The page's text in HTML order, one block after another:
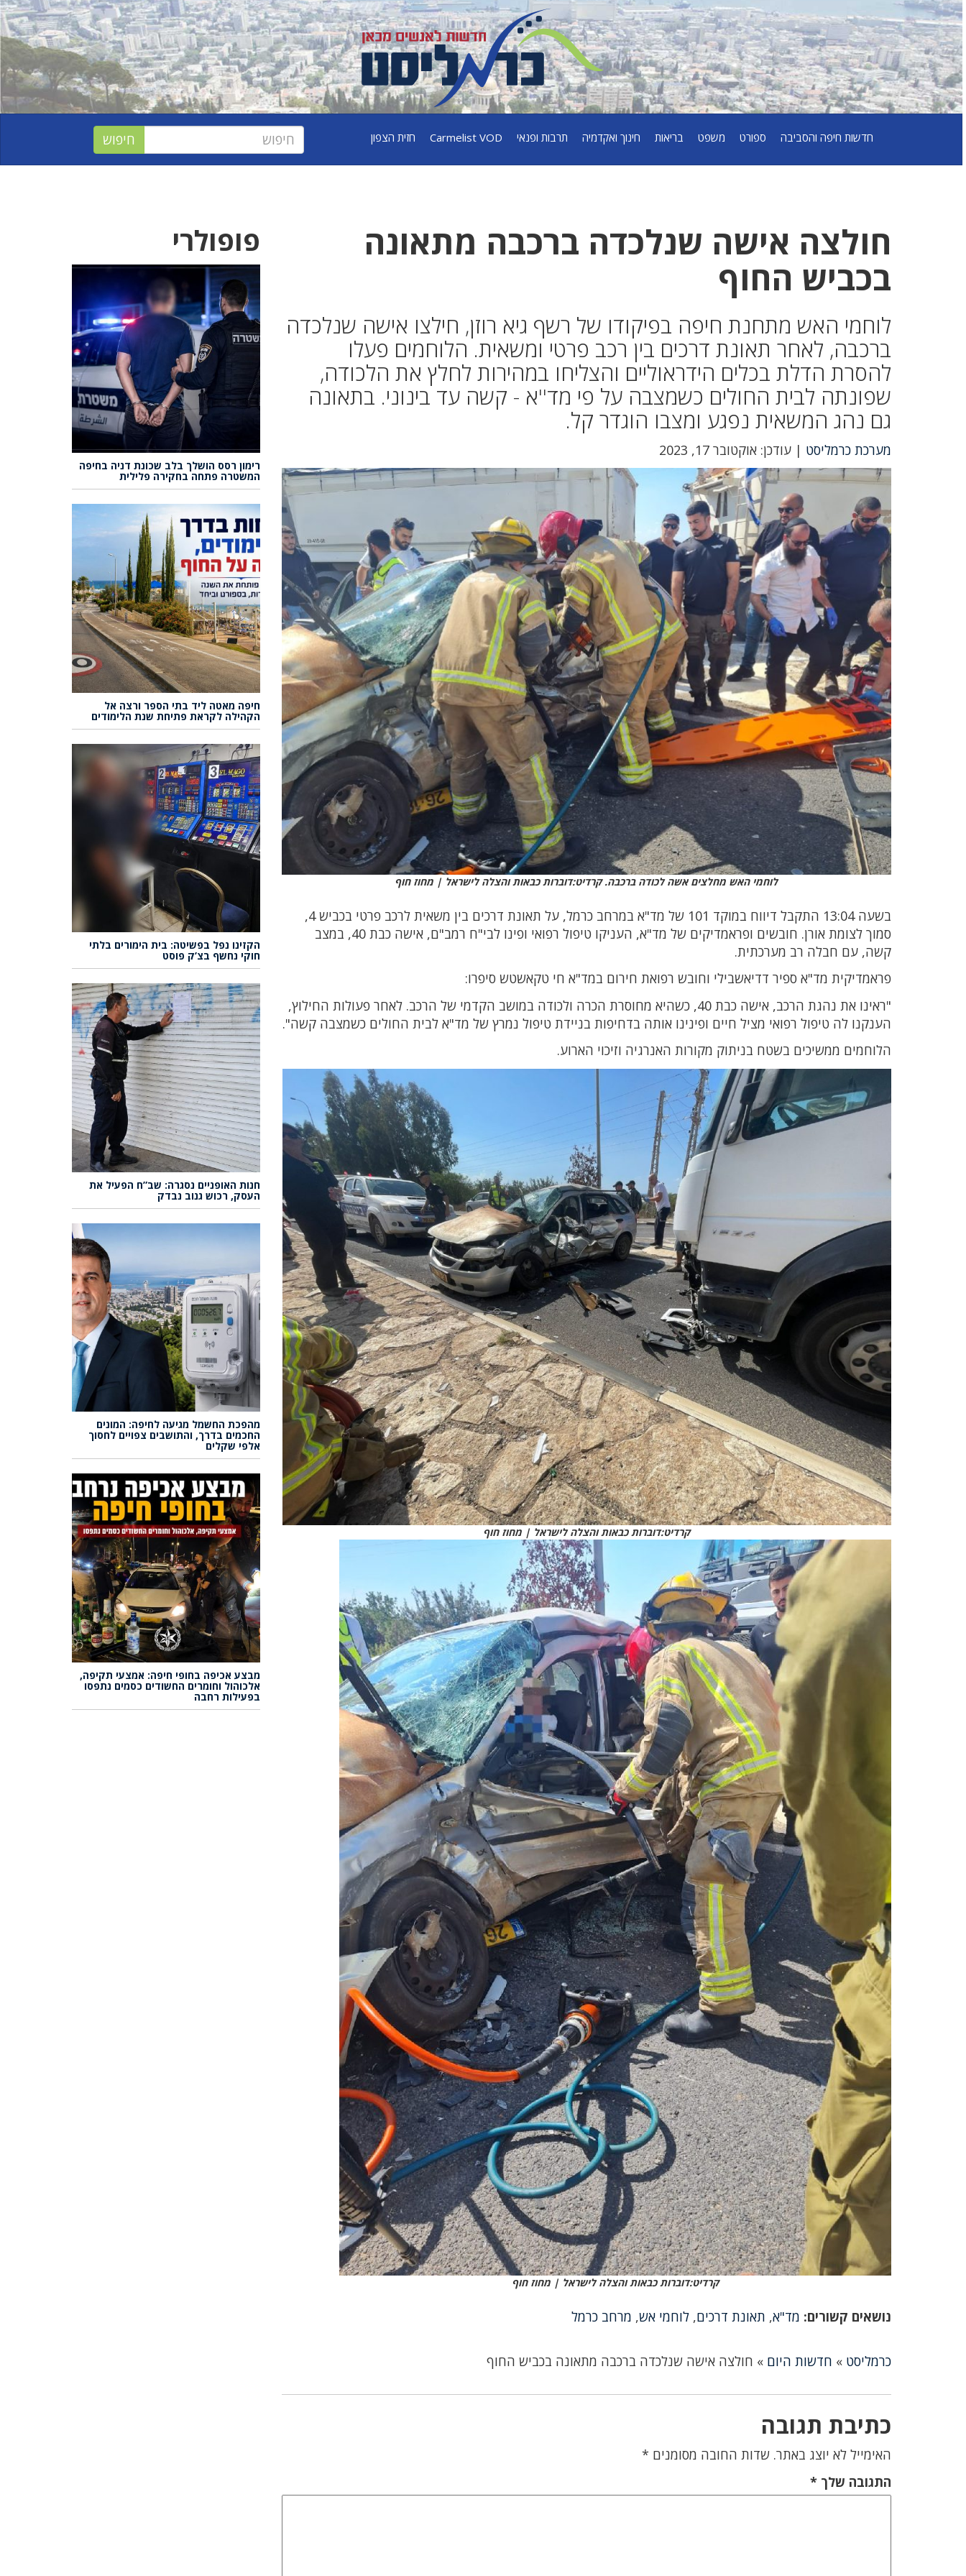
חדשות חיפה והסביבה ספורט משפט בריאות חינוך ואקדמיה תרבות ופנאי Carmelist VOD חזית הצפון
חולצה אישה שנלכדה ברכבה מתאונה
בכביש החוף
לוחמי האש מתחנת חיפה בפיקודו של רשף גיא רוזן, חילצו אישה שנלכדה
ברכבה, לאחר תאונת דרכים בין רכב פרטי ומשאית. הלוחמים פעלו
להסרת הדלת בכלים הידראוליים והצליחו במהירות לחלץ את הלכודה,
שפונתה לבית החולים כשמצבה על פי מד''א - קשה עד בינוני. בתאונה
גם נהג המשאית נפגע ומצבו הוגדר קל.
מערכת כרמליסט | עודכן: אוקטובר 17, 2023
לוחמי האש מחלצים אשה לכודה ברכבה. קרדיט:דוברות כבאות והצלה לישראל | מחוז חוף
בשעה 13:04 התקבל דיווח במוקד 101 של מד"א במרחב כרמל, על תאונת דרכים בין משאית לרכב פרטי בכביש 4,
סמוך לצומת אורן. חובשים ופראמדיקים של מד"א, העניקו טיפול רפואי ופינו לבי"ח רמב"ם, אישה כבת 40, במצב
קשה, עם חבלה רב מערכתית.
פראמדיקית מד"א ספיר דדיאשבילי וחובש רפואת חירום במד"א חי טקאשטש סיפרו:
"ראינו את נהגת הרכב, אישה כבת 40, כשהיא מחוסרת הכרה ולכודה במושב הקדמי של הרכב. לאחר פעולות החילוץ,
הענקנו לה טיפול רפואי מציל חיים ופינינו אותה בדחיפות בניידת טיפול נמרץ של מד"א לבית החולים כשמצבה קשה".
הלוחמים ממשיכים בשטח בניתוק מקורות האנרגיה וזיכוי הארוע.
קרדיט:דוברות כבאות והצלה לישראל | מחוז חוף
קרדיט:דוברות כבאות והצלה לישראל | מחוז חוף
נושאים קשורים: מד"א, תאונת דרכים,לוחמי אש, מרחב כרמל
כרמליסט » חדשות היום » חולצה אישה שנלכדה ברכבה מתאונה בכביש החוף
כתיבת תגובה
האימייל לא יוצג באתר. שדות החובה מסומנים *
התגובה שלך*
פופולרי
רימון רסס הושלך בלב שכונת דניה בחיפה
המשטרה פתחה בחקירה פלילית
חיפה מאטה ליד בתי הספר ורצה אל
הקהילה לקראת פתיחת שנת הלימודים
הקזינו נפל בפשיטה: בית הימורים בלתי
חוקי נחשף בצ’ק פוסט
חנות האופניים נסגרה: שב”ח הפעיל את
העסק, רכוש גנוב נבדק
מהפכת החשמל מגיעה לחיפה: המונים
החכמים בדרך, והתושבים צפויים לחסוך
אלפי שקלים
מבצע אכיפה בחופי חיפה: אמצעי תקיפה,
אלכוהול וחומרים החשודים כסמים נתפסו
בפעילות רחבה